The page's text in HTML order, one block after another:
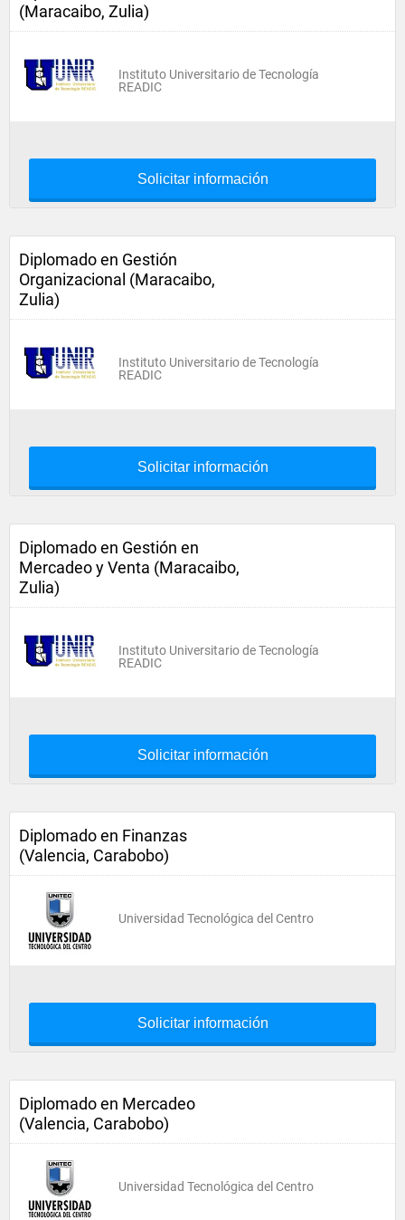
(Maracaibo, Zulia)
Instituto Universitario de Tecnología
READIC
Solicitar información
Diplomado en Gestión
Organizacional (Maracaibo,
Zulia)
Instituto Universitario de Tecnología
READIC
Solicitar información
Diplomado en Gestión en
Mercadeo y Venta (Maracaibo,
Zulia)
Instituto Universitario de Tecnología
READIC
Solicitar información
Diplomado en Finanzas
(Valencia, Carabobo)
Universidad Tecnológica del Centro
Solicitar información
Diplomado en Mercadeo
(Valencia, Carabobo)
Universidad Tecnológica del Centro